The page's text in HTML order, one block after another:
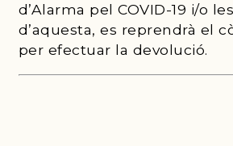
d’Alarma pel COVID-19 i/o
d’aquesta, es reprendrà el
per efectuar la devolució.